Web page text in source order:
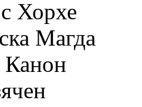
Хорхе
Магда
Канон